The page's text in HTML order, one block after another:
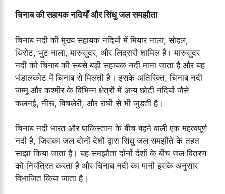
चिनाब की सहायक नदियाँ और सिंधु जल समझौता
चिनाब नदी की मुख्य सहायक नदियों में मियार नाला, सोहल,
थिरोट, भुट नाला, मारुसुदर, और लिद्रारी शामिल हैं। मारुसुदर
नदी को चिनाब की सबसे बड़ी सहायक नदी माना जाता है और यह
भंडालकोट में चिनाब से मिलती है। इसके अतिरिक्त, चिनाब नदी
जम्मू और कश्मीर के विभिन्न क्षेत्रों में अन्य छोटी नदियों जैसे
कलनई, नीरू, बिचलेरी, और राघी से भी जुड़ती है।
चिनाब नदी भारत और पाकिस्तान के बीच बहने वाली एक महत्वपूर्ण
नदी है, जिसका जल दोनों देशों द्वारा सिंधु जल समझौते के तहत
साझा किया जाता है। यह समझौता दोनों देशों के बीच जल वितरण
को नियंत्रित करता है और चिनाब नदी का पानी इसके अनुसार
विभाजित किया जाता है।